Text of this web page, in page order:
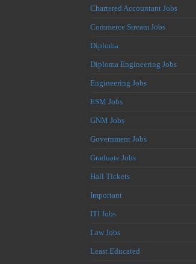
Chartered Accountant Jobs
Commerce Stream Jobs
Diploma
Diploma Engineering Jobs
Engineering Jobs
ESM Jobs
GNM Jobs
Government Jobs
Graduate Jobs
Hall Tickets
Important
ITI Jobs
Law Jobs
Least Educated